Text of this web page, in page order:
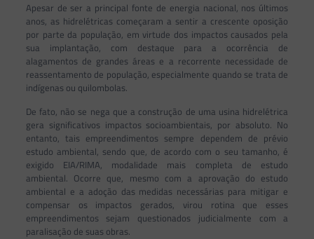
Apesar de ser a principal fonte de energia nacional, nos últimos
anos, as hidrelétricas começaram a sentir a crescente oposição
por parte da população, em virtude dos impactos causados pela
sua implantação, com destaque para a ocorrência de
alagamentos de grandes áreas e a recorrente necessidade de
reassentamento de população, especialmente quando se trata de
indígenas ou quilombolas.
De fato, não se nega que a construção de uma usina hidrelétrica
gera significativos impactos socioambientais, por absoluto. No
entanto, tais empreendimentos sempre dependem de prévio
estudo ambiental, sendo que, de acordo com o seu tamanho, é
exigido EIA/RIMA, modalidade mais completa de estudo
ambiental. Ocorre que, mesmo com a aprovação do estudo
ambiental e a adoção das medidas necessárias para mitigar e
compensar os impactos gerados, virou rotina que esses
empreendimentos sejam questionados judicialmente com a
paralisação de suas obras.